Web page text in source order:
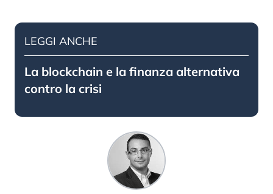
LEGGI ANCHE
La blockchain e la finanza alternativa
contro la crisi